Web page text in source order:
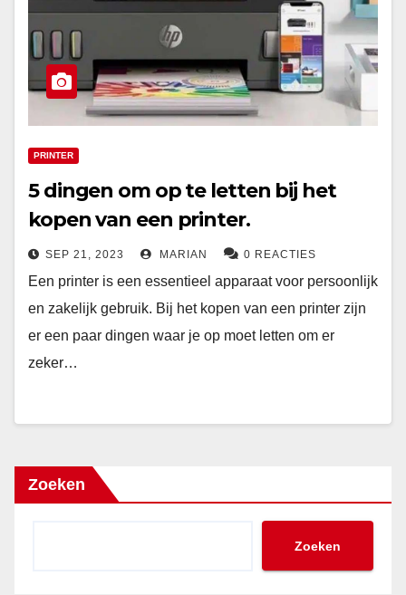
PRINTER
5 dingen om op te letten bij het
kopen van een printer.
SEP 21, 2023 MARIAN 0 REACTIES
Een printer is een essentieel apparaat voor persoonlijk
en zakelijk gebruik. Bij het kopen van een printer zijn
er een paar dingen waar je op moet letten om er
zeker…
Zoeken
Zoeken